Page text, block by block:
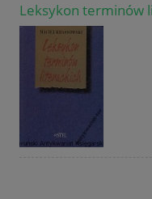
Leksykon terminów